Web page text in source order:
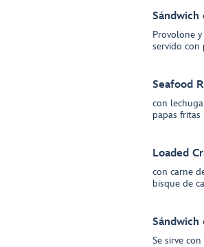
Provolone
servido con
Seafood
con
papas fritas
Loaded
con carne
bisque de
Sándwich
Se sirve